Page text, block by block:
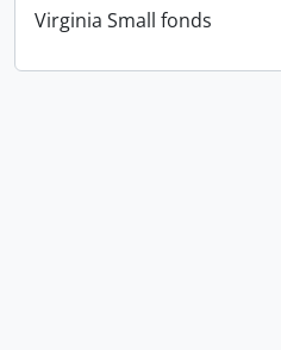
Virginia Small fonds